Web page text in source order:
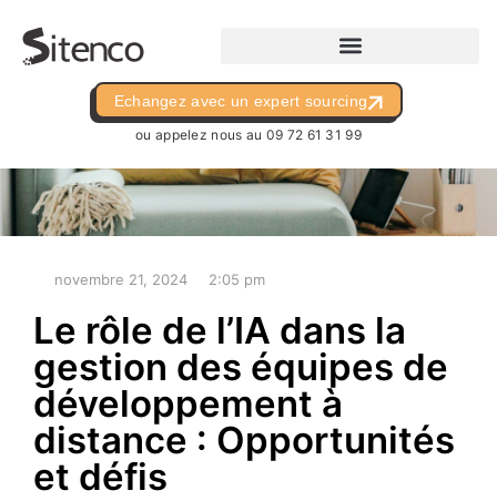
Echangez avec un expert sourcing
ou appelez nous au 09 72 61 31 99
novembre 21, 2024 2:05 pm
Le rôle de l’IA dans la
gestion des équipes de
développement à
distance : Opportunités
et défis